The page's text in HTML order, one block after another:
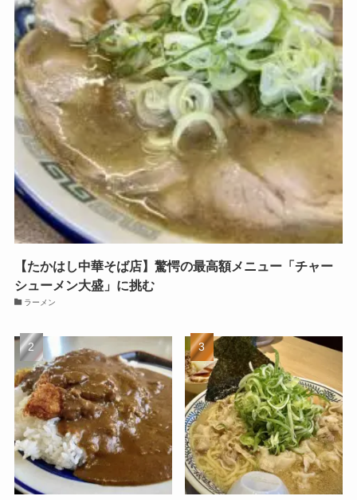
【たかはし中華そば店】驚愕の最高額メニュー「チャー
シューメン大盛」に挑む
ラーメン